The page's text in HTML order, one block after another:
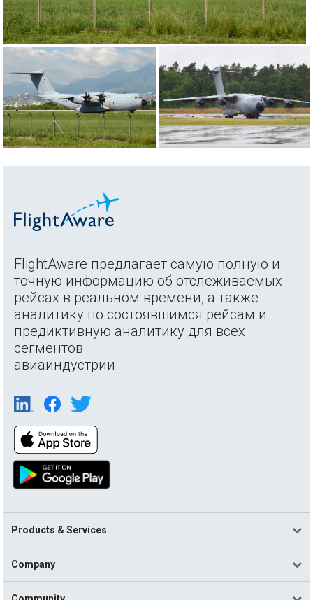
FlightAware предлагает самую полную и
точную информацию об отслеживаемых
рейсах в реальном времени, а также
аналитику по состоявшимся рейсам и
предиктивную аналитику для всех
сегментов
авиаиндустрии.
Products & Services
Company